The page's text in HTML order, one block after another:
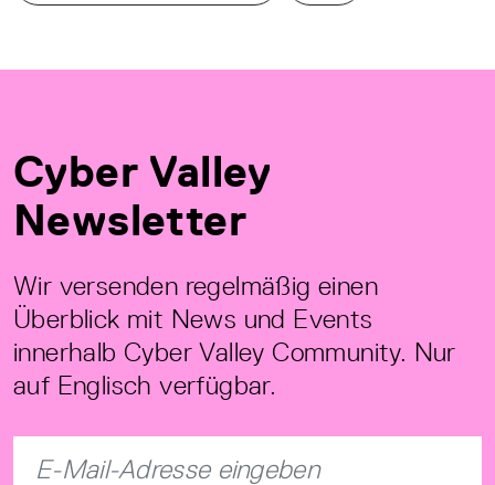
Cyber Valley
Newsletter
Wir versenden regelmäßig einen
Überblick mit News und Events
innerhalb Cyber Valley Community. Nur
auf Englisch verfügbar.